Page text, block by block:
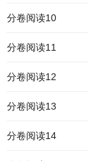
分卷阅读10
分卷阅读11
分卷阅读12
分卷阅读13
分卷阅读14